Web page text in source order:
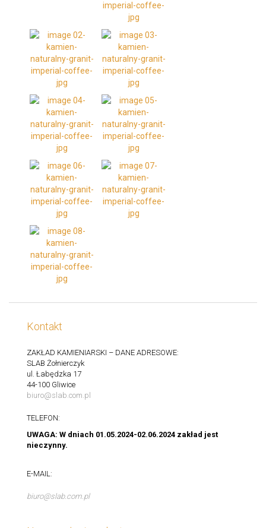
Kontakt
ZAKŁAD KAMIENIARSKI – DANE ADRESOWE:
SLAB Żołnierczyk
ul. Łabędzka 17
44-100 Gliwice
biuro@slab.com.pl
TELEFON:
UWAGA: W dniach 01.05.2024-02.06.2024 zakład jest
nieczynny.
E-MAIL:
biuro@slab.com.pl